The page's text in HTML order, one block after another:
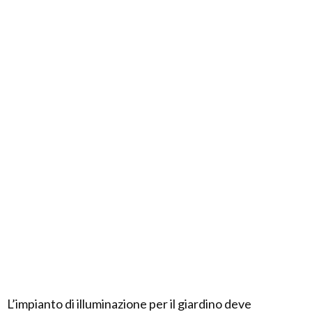
L’impianto di illuminazione per il giardino deve